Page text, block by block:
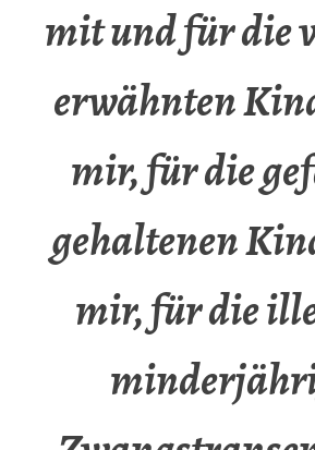
mit und für die
erwähnten
mir, für die
gehaltenen
mir, für die